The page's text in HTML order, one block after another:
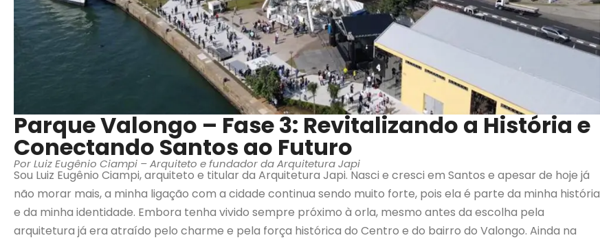
Parque Valongo – Fase 3: Revitalizando a História e
Conectando Santos ao Futuro
Por Luiz Eugênio Ciampi – Arquiteto e fundador da Arquitetura Japi
Sou Luiz Eugênio Ciampi, arquiteto e titular da Arquitetura Japi. Nasci e cresci em Santos e apesar de hoje já
não morar mais, a minha ligação com a cidade continua sendo muito forte, pois ela é parte da minha história
e da minha identidade. Embora tenha vivido sempre próximo à orla, mesmo antes da escolha pela
arquitetura já era atraído pelo charme e pela força histórica do Centro e do bairro do Valongo. Ainda na